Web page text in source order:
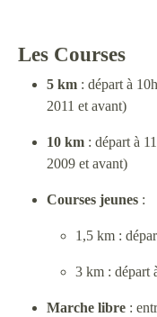
Les Courses
5 km : départ à
2011 et avant)
10 km : départ à
2009 et avant)
Courses jeunes :
1,5 km :
3 km : départ
Marche libre :